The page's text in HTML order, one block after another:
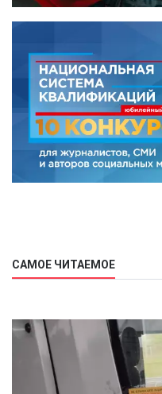
САМОЕ ЧИТАЕМОЕ